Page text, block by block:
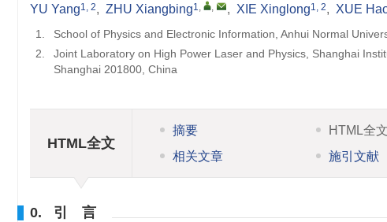
YU Yang1, 2, ZHU Xiangbing1, , , XIE Xinglong1, 2, XUE
1.
School of Physics and Electronic Information, Anhui Normal
2.
Joint Laboratory on High Power Laser and Physics, Shanghai
Shanghai 201800, China
HTML全文
摘要 HTML全文
相关文章
施引文献
0. 引 言